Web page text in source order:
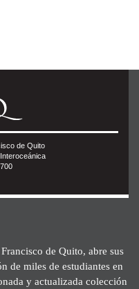
de Quito
de Quito, abre sus
de miles de estudiantes en
y actualizada colección